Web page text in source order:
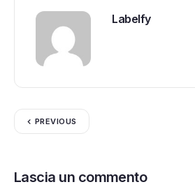
Labelfy
PREVIOUS
Lascia un commento